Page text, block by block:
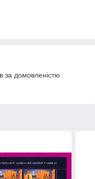
за домовленістю